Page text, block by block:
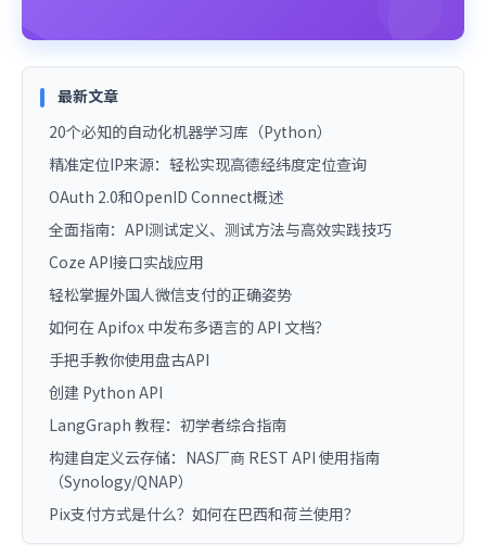
最新文章
20个必知的自动化机器学习库（Python）
精准定位IP来源：轻松实现高德经纬度定位查询
OAuth 2.0和OpenID Connect概述
全面指南：API测试定义、测试方法与高效实践技巧
Coze API接口实战应用
轻松掌握外国人微信支付的正确姿势
如何在 Apifox 中发布多语言的 API 文档？
手把手教你使用盘古API
创建 Python API
LangGraph 教程：初学者综合指南
构建自定义云存储：NAS厂商 REST API 使用指南
（Synology/QNAP）
Pix支付方式是什么？如何在巴西和荷兰使用？